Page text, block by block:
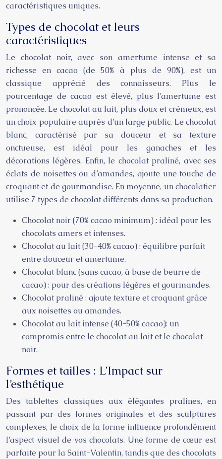
caractéristiques uniques.
Types de chocolat et leurs
caractéristiques
Le chocolat noir, avec son amertume intense et sa
richesse en cacao (de 50% à plus de 90%), est un
classique apprécié des connaisseurs. Plus le
pourcentage de cacao est élevé, plus l’amertume est
prononcée. Le chocolat au lait, plus doux et crémeux, est
un choix populaire auprès d’un large public. Le chocolat
blanc, caractérisé par sa douceur et sa texture
onctueuse, est idéal pour les ganaches et les
décorations légères. Enfin, le chocolat praliné, avec ses
éclats de noisettes ou d’amandes, ajoute une touche de
croquant et de gourmandise. En moyenne, un chocolatier
utilise 7 types de chocolat différents dans sa production.
Chocolat noir (70% cacao minimum) : idéal pour les
chocolats amers et intenses.
Chocolat au lait (30-40% cacao) : équilibre parfait
entre douceur et amertume.
Chocolat blanc (sans cacao, à base de beurre de
cacao) : pour des créations légères et gourmandes.
Chocolat praliné : ajoute texture et croquant grâce
aux noisettes ou amandes.
Chocolat au lait intense (40-50% cacao): un
compromis entre le chocolat au lait et le chocolat
noir.
Formes et tailles : L’Impact sur
l’esthétique
Des tablettes classiques aux élégantes pralines, en
passant par des formes originales et des sculptures
complexes, le choix de la forme influence profondément
l’aspect visuel de vos chocolats. Une forme de cœur est
parfaite pour la Saint-Valentin, tandis que des chocolats